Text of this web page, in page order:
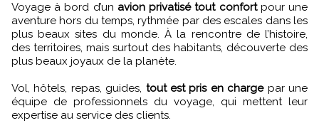
Voyage à bord d’un avion privatisé tout confortpour une
aventure hors du temps, rythmée par des escales dans les
plus beaux sites du monde. À la rencontre de l’histoire,
des territoires, mais surtout des habitants, découverte des
plus beaux joyaux de la planète.
Vol, hôtels, repas, guides, tout est pris en chargepar une
équipe de professionnels du voyage, qui mettent leur
expertise au service des clients.